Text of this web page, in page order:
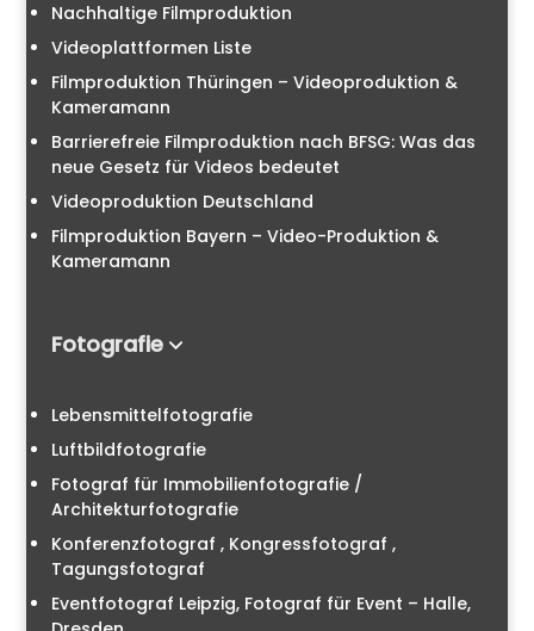
Nachhaltige Filmproduktion
Videoplattformen Liste
Filmproduktion Thüringen – Videoproduktion &
Kameramann
Barrierefreie Filmproduktion nach BFSG: Was das
neue Gesetz für Videos bedeutet
Videoproduktion Deutschland
Filmproduktion Bayern – Video-Produktion &
Kameramann
Fotografie
Lebensmittelfotografie
Luftbildfotografie
Fotograf für Immobilienfotografie /
Architekturfotografie
Konferenzfotograf , Kongressfotograf ,
Tagungsfotograf
Eventfotograf Leipzig, Fotograf für Event – Halle,